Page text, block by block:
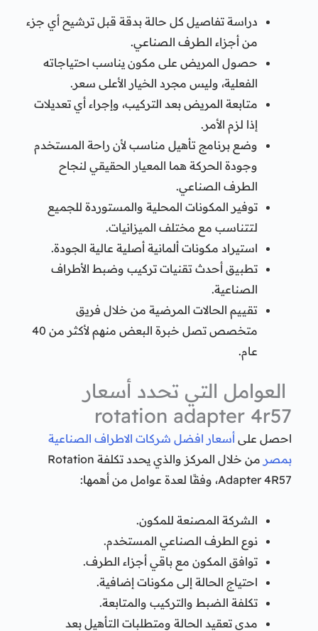
دراسة تفاصيل كل حالة بدقة قبل ترشيح أي جزء
من أجزاء الطرف الصناعي.
حصول المريض على مكون يناسب احتياجاته
الفعلية، وليس مجرد الخيار الأعلى سعر.
متابعة المريض بعد التركيب، وإجراء أي تعديلات
إذا لزم الأمر.
وضع برنامج تأهيل مناسب لأن راحة المستخدم
وجودة الحركة هما المعيار الحقيقي لنجاح
الطرف الصناعي.
توفير المكونات المحلية والمستوردة للجميع
لتتناسب مع مختلف الميزانيات.
استيراد مكونات ألمانية أصلية عالية الجودة.
تطبيق أحدث تقنيات تركيب وضبط الأطراف
الصناعية.
تقييم الحالات المرضية من خلال فريق
متخصص تصل خبرة البعض منهم لأكثر من 40
عام.
العوامل التي تحدد أسعار
rotation adapter 4r57
احصل على أسعار افضل شركات الاطراف الصناعية
بمصر
من خلال المركز والذي يحدد تكلفة Rotation
Adapter 4R57، وفقًا لعدة عوامل من أهمها:
الشركة المصنعة للمكون.
نوع الطرف الصناعي المستخدم.
توافق المكون مع باقي أجزاء الطرف.
احتياج الحالة إلى مكونات إضافية.
تكلفة الضبط والتركيب والمتابعة.
مدى تعقيد الحالة ومتطلبات التأهيل بعد